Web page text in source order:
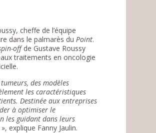
cheffe de l’équipe
dans le palmarès du Point.
offde Gustave Roussy
traitements en oncologie
des modèles
les caractéristiques
Destinée aux entreprises
à optimiser le
les guidant dans leurs
», explique Fanny Jaulin.